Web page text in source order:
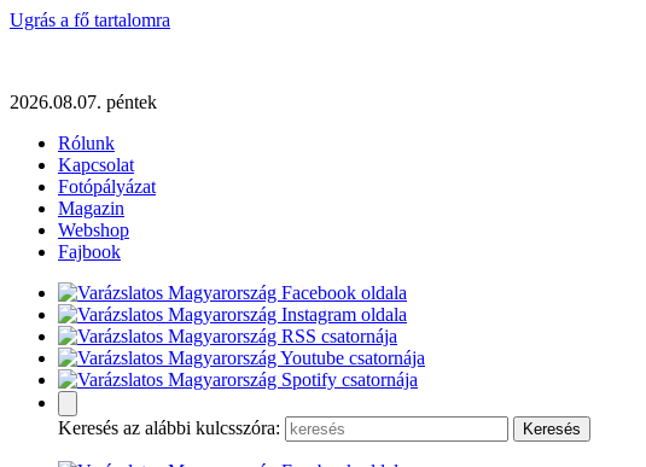
Ugrás a fő tartalomra
2026.08.07. péntek
Rólunk
Kapcsolat
Fotópályázat
Magazin
Webshop
Fajbook
Keresés az alábbi kulcsszóra: